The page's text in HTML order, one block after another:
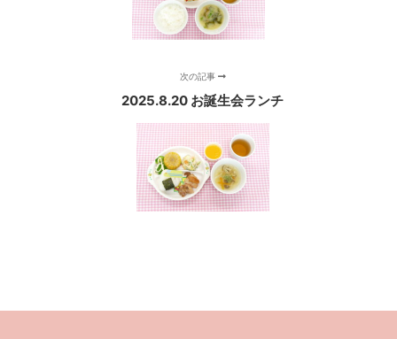
次の記事
2025.8.20 お誕生会ランチ